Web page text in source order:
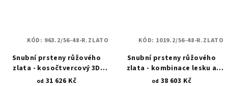
Snubní prsteny růžového
zlata - kosočtvercový 3D
výbrus 963.2
od 31 626 Kč
KÓD: 963.2/56-48-R.ZLATO
Snubní prsteny růžového
zlata - kombinace lesku a
broušených hrotů se zirkony
od 38 603 Kč
KÓD: 1019.2/56-48-R.ZLATO